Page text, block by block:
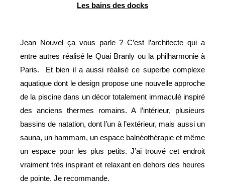
Les bains des docks
Jean Nouvel ça vous parle ? C’est l’architecte qui a
entre autres réalisé le Quai Branly ou la philharmonie à
Paris.
Et bien il a aussi réalisé ce superbe complexe
aquatique dont le design propose une nouvelle approche
de la piscine dans un décor totalement immaculé inspiré
des anciens thermes romains. A l’intérieur, plusieurs
bassins de natation, dont l’un à l’extérieur, mais aussi un
sauna, un hammam, un espace balnéothérapie et même
un espace pour les plus petits. J’ai trouvé cet endroit
vraiment très inspirant et relaxant en dehors des heures
de pointe. Je recommande.